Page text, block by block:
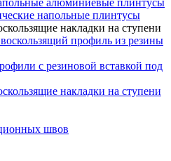
алюминиевые плинтусы
напольные плинтусы
накладки на ступени
профиль из резины
с резиновой вставкой под
накладки на ступени
швов